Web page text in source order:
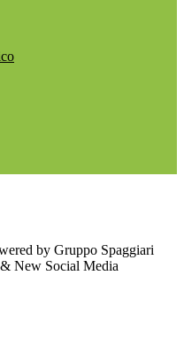
by Gruppo Spaggiari
New Social Media